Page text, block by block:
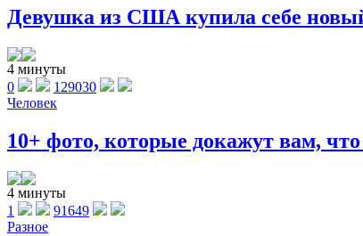
Девушка из США купила себе
4 минуты
0
129030
Человек
10+ фото, которые докажут вам,
4 минуты
1
91649
Разное